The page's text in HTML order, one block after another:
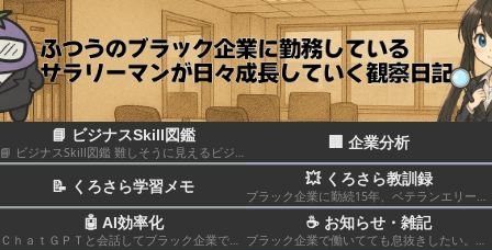
📘 ビジナスSkill図鑑
📘 ビジナスSkill図鑑 難しそうに見えるビジネススキルも、構造化して分解すれば実はカンタン！いろんなスキルの組み合わせだということがわかると思います このカテゴリでは仕事のスキルを“ナスでもわかる”レベルで図解＆やさしく柔らかく解説していきます🍆
🏢 企業分析
📝 くろさら学習メモ 💥 くろさら教訓録
ブラック企業に勤続15年、ベテランエリート社畜サラリーマンの経験を活かした日記です📗
🤖 AI効率化
ＣｈａｔＧＰＴと会話してブラック企業での疲れを癒やしたり、自己成長のための知見を広げる💻
☕ お知らせ・雑記
ブラック企業で働いてても息抜きしたい。。。